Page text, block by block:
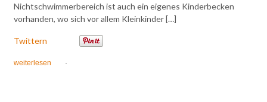
Nichtschwimmerbereich ist auch ein eigenes Kinderbecken
vorhanden, wo sich vor allem Kleinkinder […]
Twittern
weiterlesen ·